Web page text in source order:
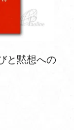
と黙想への